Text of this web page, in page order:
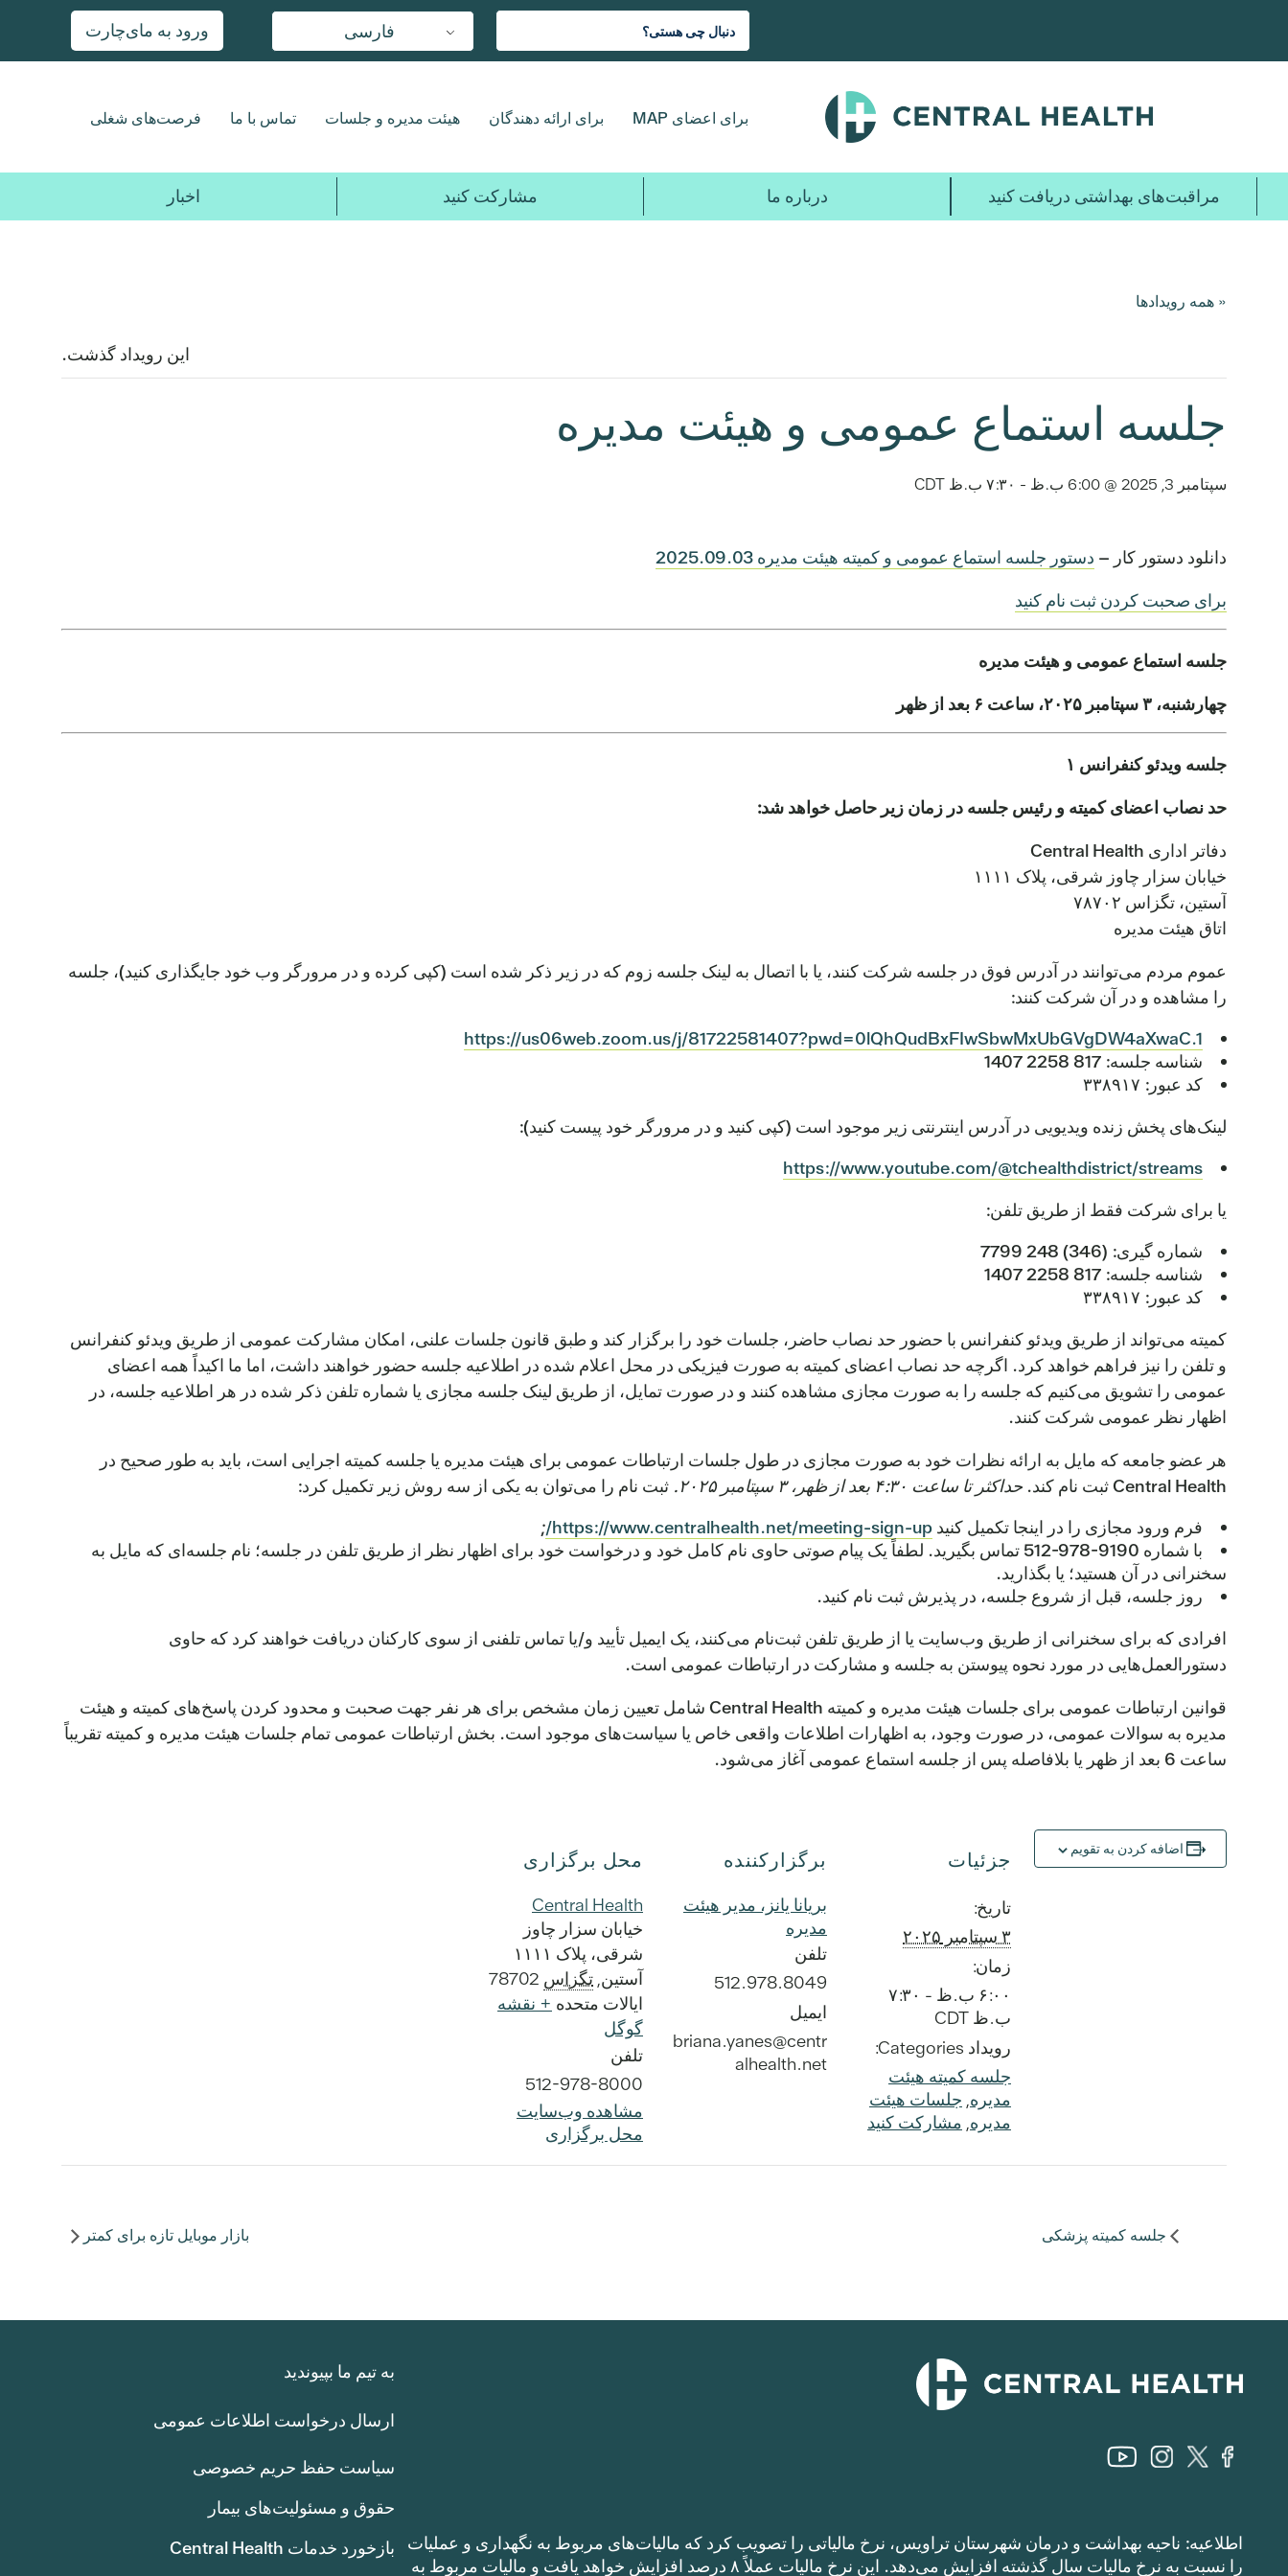
محتوای
فارسی ورود به مای‌چارت
برای اعضای MAP برای ارائه دهندگان هیئت مدیره و جلسات تماس با ما فرصت‌های شغلی
مراقبت‌های بهداشتی دریافت کنید درباره ما مشارکت کنید اخبار
« همه رویدادها
این رویداد گذشت.
جلسه استماع عمومی و هیئت مدیره
سپتامبر 3, 2025 @ 6:00 ب.ظ - ۷:۳۰ ب.ظ CDT
دانلود دستور کار – دستور جلسه استماع عمومی و کمیته هیئت مدیره 2025.09.03
برای صحبت کردن ثبت نام کنید
جلسه استماع عمومی و هیئت مدیره
چهارشنبه، ۳ سپتامبر ۲۰۲۵، ساعت ۶ بعد از ظهر
جلسه ویدئو کنفرانس ۱
حد نصاب اعضای کمیته و رئیس جلسه در زمان زیر حاصل خواهد شد:
دفاتر اداری Central Health
خیابان سزار چاوز شرقی، پلاک ۱۱۱۱
آستین، تگزاس ۷۸۷۰۲
اتاق هیئت مدیره
عموم مردم می‌توانند در آدرس فوق در جلسه شرکت کنند، یا با اتصال به لینک جلسه زوم که در زیر ذکر شده است (کپی کرده و در مرورگر وب خود جایگذاری کنید)، جلسه
را مشاهده و در آن شرکت کنند:
https://us06web.zoom.us/j/81722581407?pwd=0lQhQudBxFIwSbwMxUbGVgDW4aXwaC.1
شناسه جلسه: 817 2258 1407
کد عبور: ۳۳۸۹۱۷
لینک‌های پخش زنده ویدیویی در آدرس اینترنتی زیر موجود است (کپی کنید و در مرورگر خود پیست کنید):
https://www.youtube.com/@tchealthdistrict/streams
یا برای شرکت فقط از طریق تلفن:
شماره گیری: (346) 248 7799
شناسه جلسه: 817 2258 1407
کد عبور: ۳۳۸۹۱۷
کمیته می‌تواند از طریق ویدئو کنفرانس با حضور حد نصاب حاضر، جلسات خود را برگزار کند و طبق قانون جلسات علنی، امکان مشارکت عمومی از طریق ویدئو کنفرانس
و تلفن را نیز فراهم خواهد کرد. اگرچه حد نصاب اعضای کمیته به صورت فیزیکی در محل اعلام شده در اطلاعیه جلسه حضور خواهند داشت، اما ما اکیداً همه اعضای
عمومی را تشویق می‌کنیم که جلسه را به صورت مجازی مشاهده کنند و در صورت تمایل، از طریق لینک جلسه مجازی یا شماره تلفن ذکر شده در هر اطلاعیه جلسه، در
اظهار نظر عمومی شرکت کنند.
هر عضو جامعه که مایل به ارائه نظرات خود به صورت مجازی در طول جلسات ارتباطات عمومی برای هیئت مدیره یا جلسه کمیته اجرایی است، باید به طور صحیح در
Central Health ثبت نام کند.
حداکثر تا ساعت ۴:۳۰ بعد از ظهر، ۳ سپتامبر ۲۰۲۵.
ثبت نام را می‌توان به یکی از سه روش زیر تکمیل کرد:
فرم ورود مجازی را در اینجا تکمیل کنید https://www.centralhealth.net/meeting-sign-up/
;
با شماره ‎512-978-9190 تماس بگیرید. لطفاً یک پیام صوتی حاوی نام کامل خود و درخواست خود برای اظهار نظر از طریق تلفن در جلسه؛ نام جلسه‌ای که مایل به
سخنرانی در آن هستید؛ یا بگذارید.
روز جلسه، قبل از شروع جلسه، در پذیرش ثبت نام کنید.
افرادی که برای سخنرانی از طریق وب‌سایت یا از طریق تلفن ثبت‌نام می‌کنند، یک ایمیل تأیید و/یا تماس تلفنی از سوی کارکنان دریافت خواهند کرد که حاوی
دستورالعمل‌هایی در مورد نحوه پیوستن به جلسه و مشارکت در ارتباطات عمومی است.
قوانین ارتباطات عمومی برای جلسات هیئت مدیره و کمیته Central Health شامل تعیین زمان مشخص برای هر نفر جهت صحبت و محدود کردن پاسخ‌های کمیته و هیئت
مدیره به سوالات عمومی، در صورت وجود، به اظهارات اطلاعات واقعی خاص یا سیاست‌های موجود است. بخش ارتباطات عمومی تمام جلسات هیئت مدیره و کمیته تقریباً
ساعت 6 بعد از ظهر یا بلافاصله پس از جلسه استماع عمومی آغاز می‌شود.
اضافه کردن به تقویم جزئیات
تاریخ:
۳ سپتامبر ۲۰۲۵
زمان:
۶:۰۰ ب.ظ - ۷:۳۰
ب.ظ CDT
رویداد Categories:
جلسه کمیته هیئت
مدیره جلسات هیئت
مدیره مشارکت کنید
برگزارکننده
بریانا یانز، مدیر هیئت
مدیره
تلفن
512.978.8049
ایمیل
briana.yanes@centr
alhealth.net
محل برگزاری
Central Health
خیابان سزار چاوز
شرقی، پلاک ۱۱۱۱
آستین تگزاس 78702
ایالات متحده + نقشه
گوگل
تلفن
512-978-8000
مشاهده وب‌سایت
محل برگزاری
جلسه کمیته پزشکی بازار موبایل تازه برای کمتر
اطلاعیه: ناحیه بهداشت و درمان شهرستان تراویس، نرخ مالیاتی را تصویب کرد که مالیات‌های مربوط به نگهداری و عملیات
را نسبت به نرخ مالیات سال گذشته افزایش می‌دهد. این نرخ مالیات عملاً ۸ درصد افزایش خواهد یافت و مالیات مربوط به
به تیم ما بپیوندید
ارسال درخواست اطلاعات عمومی
سیاست حفظ حریم خصوصی
حقوق و مسئولیت‌های بیمار
بازخورد خدمات Central Health